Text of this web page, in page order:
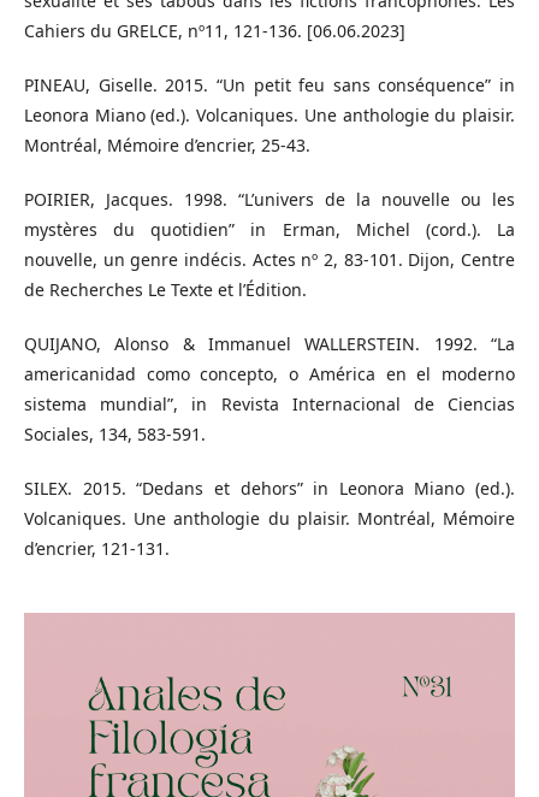
Cahiers du GRELCE, nº11, 121-136. [06.06.2023]
PINEAU, Giselle. 2015. “Un petit feu sans conséquence” in
Leonora Miano (ed.). Volcaniques. Une anthologie du plaisir.
Montréal, Mémoire d’encrier, 25-43.
POIRIER, Jacques. 1998. “L’univers de la nouvelle ou les
mystères du quotidien” in Erman, Michel (cord.). La
nouvelle, un genre indécis. Actes nº 2, 83-101. Dijon, Centre
de Recherches Le Texte et l’Édition.
QUIJANO, Alonso & Immanuel WALLERSTEIN. 1992. “La
americanidad como concepto, o América en el moderno
sistema mundial”, in Revista Internacional de Ciencias
Sociales, 134, 583-591.
SILEX. 2015. “Dedans et dehors” in Leonora Miano (ed.).
Volcaniques. Une anthologie du plaisir. Montréal, Mémoire
d’encrier, 121-131.